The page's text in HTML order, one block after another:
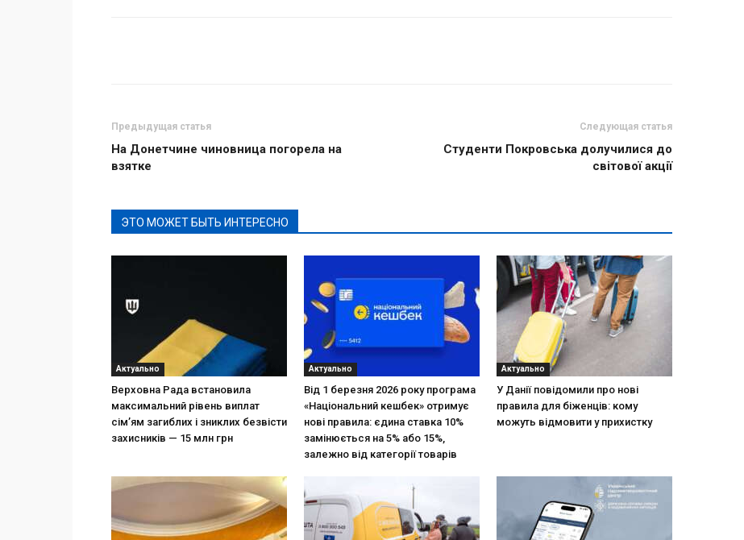
Предыдущая статья
На Донетчине чиновница погорела на
взятке
Следующая статья
Студенти Покровська долучилися до
світової акції
ЭТО МОЖЕТ БЫТЬ ИНТЕРЕСНО
Актуально
Верховна Рада встановила
максимальний рівень виплат
сім’ям загиблих і зниклих безвісти
захисників — 15 млн грн
Актуально
Від 1 березня 2026 року програма
«Національний кешбек» отримує
нові правила: єдина ставка 10%
замінюється на 5% або 15%,
залежно від категорії товарів
Актуально
У Данії повідомили про нові
правила для біженців: кому
можуть відмовити у прихистку